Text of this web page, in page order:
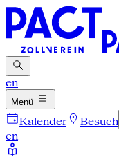
en
Menü
Kalender Besuch
en